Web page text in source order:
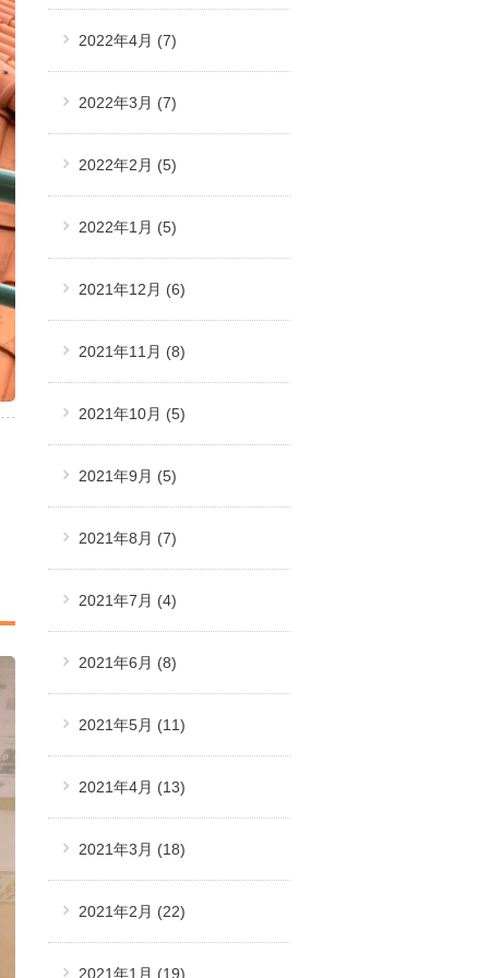
2022年4月 (7)
2022年3月 (7)
2022年2月 (5)
2022年1月 (5)
2021年12月 (6)
2021年11月 (8)
2021年10月 (5)
2021年9月 (5)
2021年8月 (7)
2021年7月 (4)
2021年6月 (8)
2021年5月 (11)
2021年4月 (13)
2021年3月 (18)
2021年2月 (22)
2021年1月 (19)